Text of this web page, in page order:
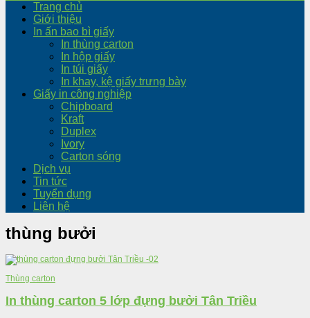
Trang chủ
Giới thiệu
In ấn bao bì giấy
In thùng carton
In hộp giấy
In túi giấy
In khay, kệ giấy trưng bày
Giấy in công nghiệp
Chipboard
Kraft
Duplex
Ivory
Carton sóng
Dịch vụ
Tin tức
Tuyển dụng
Liên hệ
thùng bưởi
Thùng carton
In thùng carton 5 lớp đựng bưởi Tân Triều